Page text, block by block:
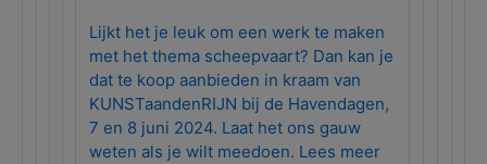
Lijkt het je leuk om een werk te maken
met het thema scheepvaart? Dan kan je
dat te koop aanbieden in kraam van
KUNSTaandenRIJN bij de Havendagen,
7 en 8 juni 2024. Laat het ons gauw
weten als je wilt meedoen. Lees meer